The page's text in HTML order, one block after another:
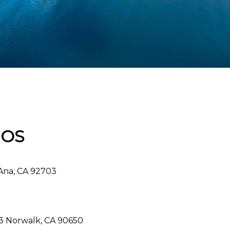
CA 92703
Norwalk, CA 90650